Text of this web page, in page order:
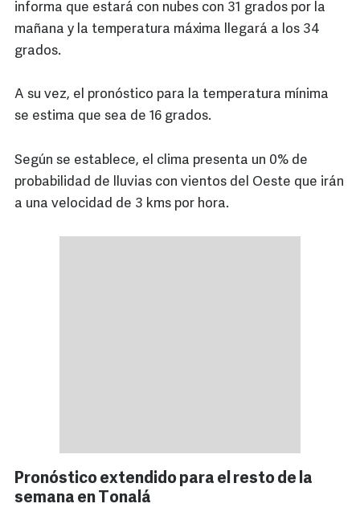
informa que estará con nubes con 31 grados por la
mañana y la temperatura máxima llegará a los 34
grados.
A su vez, el pronóstico para la temperatura mínima
se estima que sea de 16 grados.
Según se establece, el clima presenta un 0% de
probabilidad de lluvias con vientos del Oeste que irán
a una velocidad de 3 kms por hora.
Pronóstico extendido para el resto de la
semana en Tonalá